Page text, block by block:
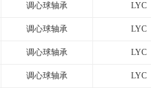
调心球轴承 LYC
调心球轴承 LYC
调心球轴承 LYC
调心球轴承 LYC